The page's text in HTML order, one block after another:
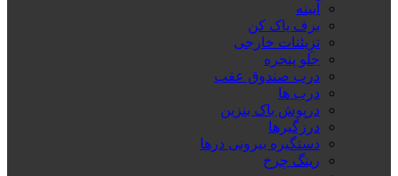
آیینه
برف پاک کن
تزِیئنات خارجی
جلو پنجره
درب صندوق عقب
درب ها
درپوش باک بنزین
درزگیرها
دستگیره بیرونی درها
رینگ چرخ